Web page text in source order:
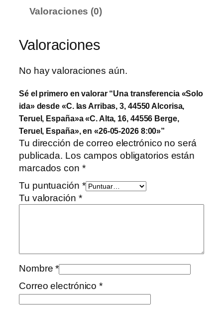
Valoraciones (0)
Valoraciones
No hay valoraciones aún.
Sé el primero en valorar “Una transferencia «Solo
ida» desde «C. las Arribas, 3, 44550 Alcorisa,
Teruel, España»a «C. Alta, 16, 44556 Berge,
Teruel, España», en «26-05-2026 8:00»”
Tu dirección de correo electrónico no será
publicada. Los campos obligatorios están
marcados con *
Tu puntuación *
Tu valoración *
Nombre*
Correo electrónico*